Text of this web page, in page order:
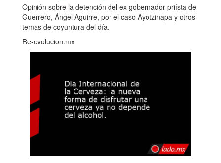
Opinión sobre la detención del ex gobernador priísta de
Guerrero, Ángel Aguirre, por el caso Ayotzinapa y otros
temas de coyuntura del día.
Re-evolucion.mx